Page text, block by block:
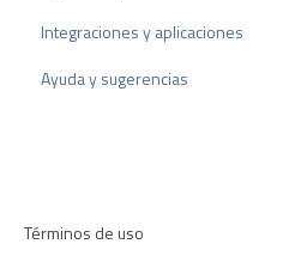
Proceso de Arbitraje
Consejos sobre reseñas
Recomendación
Integraciones y aplicaciones
Plugins para CMS
Ayuda y sugerencias
Términos de uso